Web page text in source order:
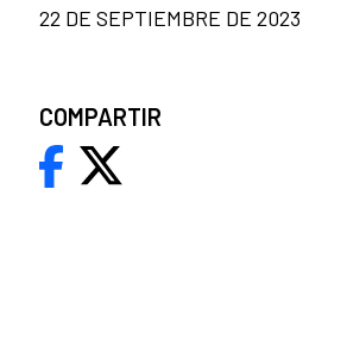
22 DE SEPTIEMBRE DE 2023
COMPARTIR